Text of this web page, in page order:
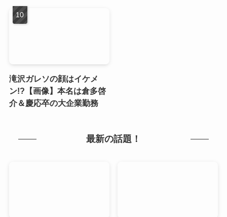
滝沢ガレソの顔はイケメ
ン!?【画像】本名は倉多啓
介＆慶応卒の大企業勤務
最新の話題！